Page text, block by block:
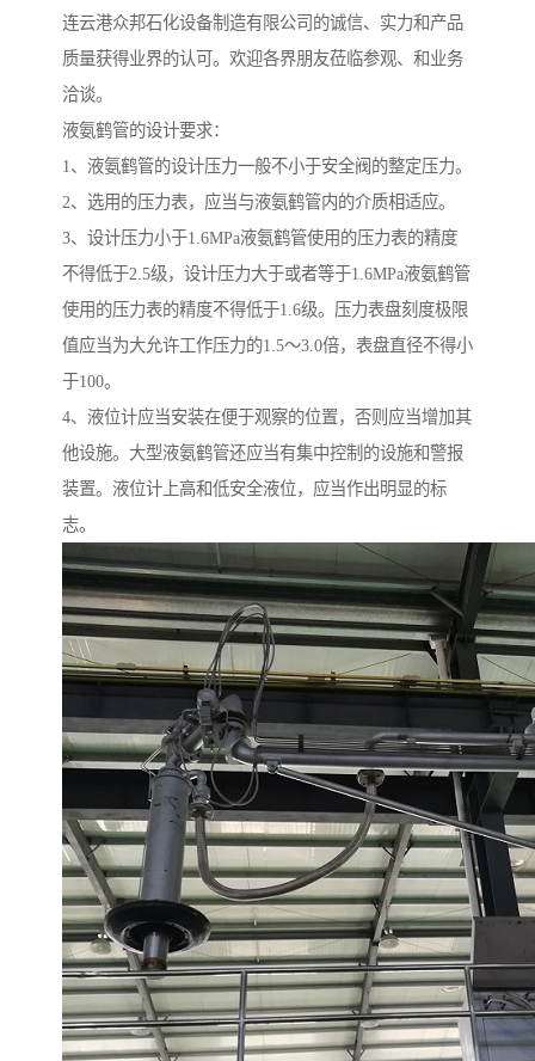
连云港众邦石化设备制造有限公司的诚信、实力和产品
质量获得业界的认可。欢迎各界朋友莅临参观、和业务
洽谈。
液氨鹤管的设计要求：
1、液氨鹤管的设计压力一般不小于安全阀的整定压力。
2、选用的压力表，应当与液氨鹤管内的介质相适应。
3、设计压力小于1.6MPa液氨鹤管使用的压力表的精度
不得低于2.5级，设计压力大于或者等于1.6MPa液氨鹤管
使用的压力表的精度不得低于1.6级。压力表盘刻度极限
值应当为大允许工作压力的1.5～3.0倍，表盘直径不得小
于100。
4、液位计应当安装在便于观察的位置，否则应当增加其
他设施。大型液氨鹤管还应当有集中控制的设施和警报
装置。液位计上高和低安全液位，应当作出明显的标
志。